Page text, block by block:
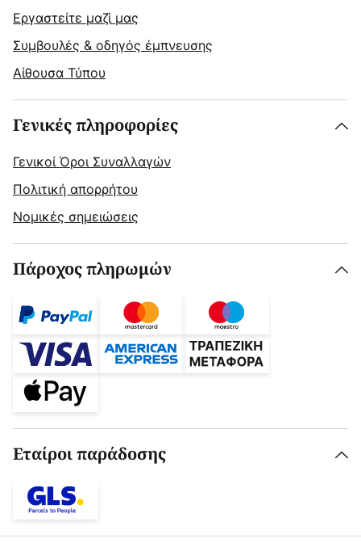
Εργαστείτε μαζί μας
Συμβουλές & οδηγός έμπνευσης
Αίθουσα Τύπου
Γενικές πληροφορίες
Γενικοί Όροι Συναλλαγών
Πολιτική απορρήτου
Νομικές σημειώσεις
Πάροχος πληρωμών
Εταίροι παράδοσης